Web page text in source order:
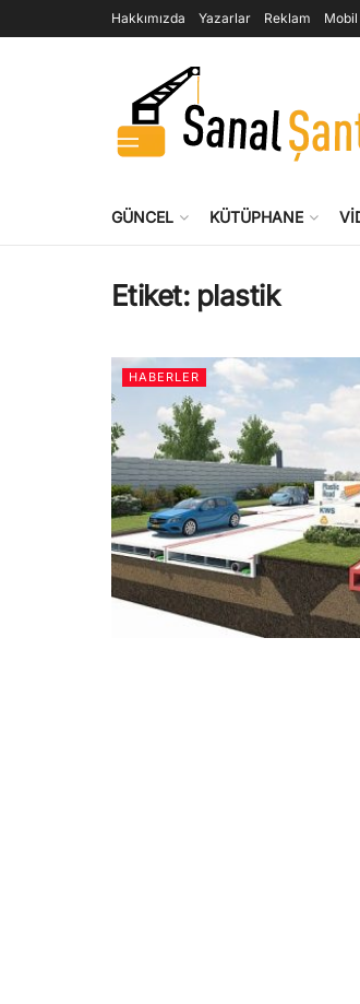
Hakkımızda Yazarlar Reklam Mobil
GÜNCEL KÜTÜPHANE
Etiket: plastik
HABERLER